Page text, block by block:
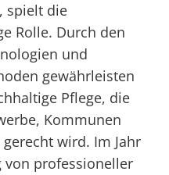
spielt die
Rolle. Durch den
und
gewährleisten
Pflege, die
Kommunen
wird. Im Jahr
von professioneller